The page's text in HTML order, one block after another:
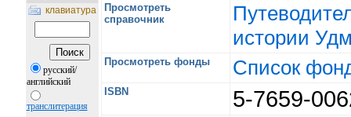
Просмотреть
справочник
истории
Просмотреть фонды Список
ISBN 5-7659-
клавиатура
русский/
английский
транслитерация